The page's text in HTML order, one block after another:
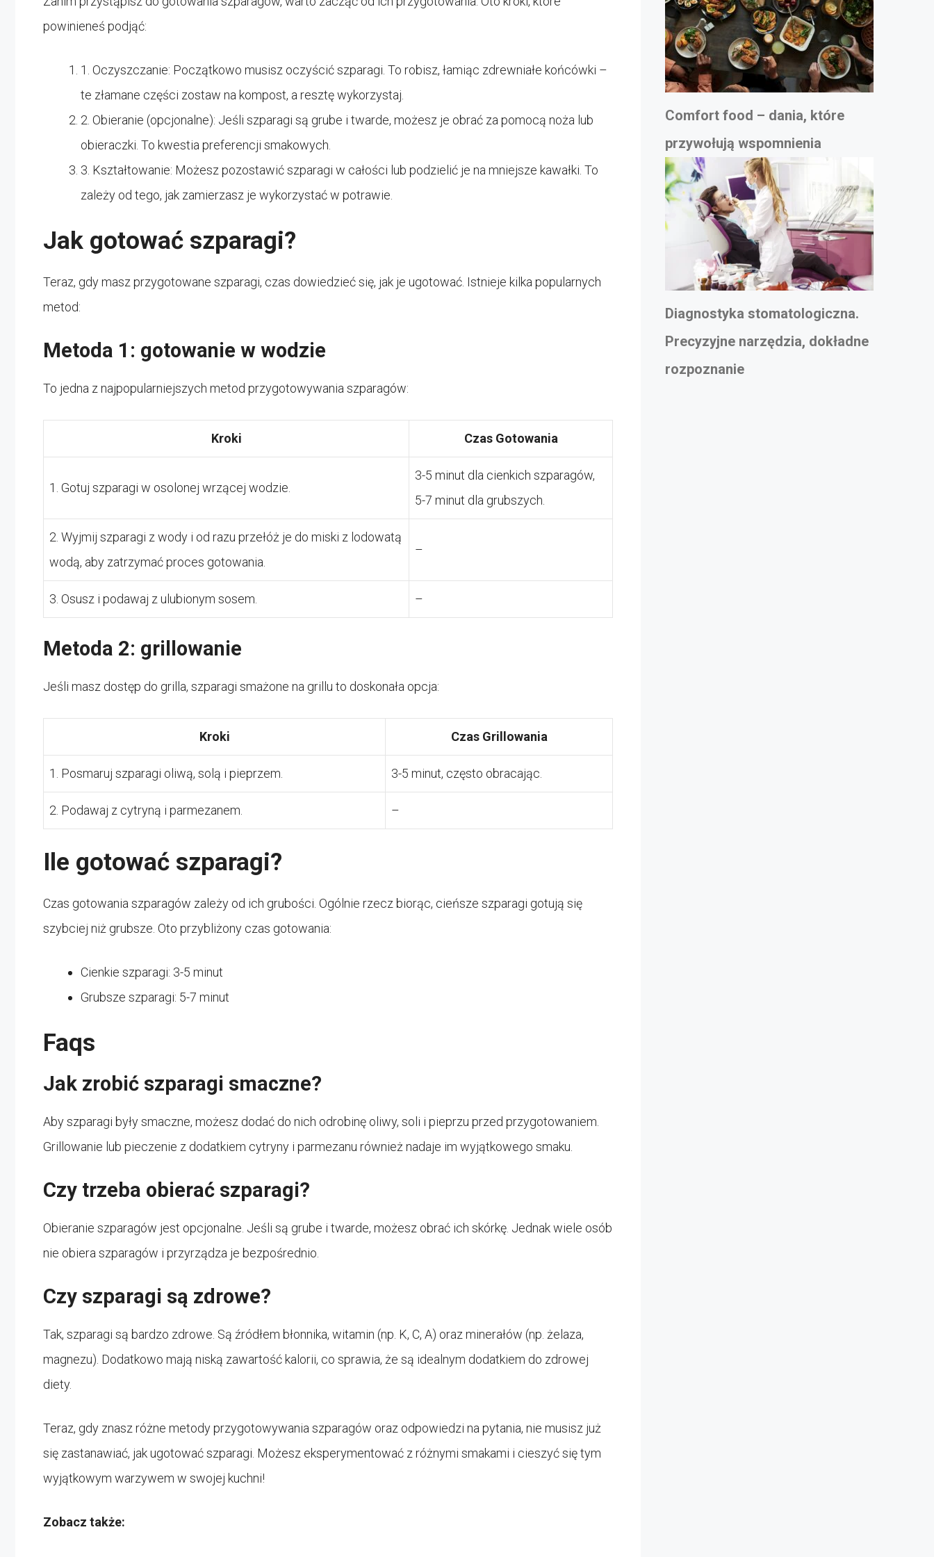
powinieneś podjąć:
1. Oczyszczanie: Początkowo musisz oczyścić szparagi. To robisz, łamiąc zdrewniałe końcówki –
te złamane części zostaw na kompost, a resztę wykorzystaj.
2. Obieranie (opcjonalne): Jeśli szparagi są grube i twarde, możesz je obrać za pomocą noża lub
obieraczki. To kwestia preferencji smakowych.
3. Kształtowanie: Możesz pozostawić szparagi w całości lub podzielić je na mniejsze kawałki. To
zależy od tego, jak zamierzasz je wykorzystać w potrawie.
Jak gotować szparagi?
Teraz, gdy masz przygotowane szparagi, czas dowiedzieć się, jak je ugotować. Istnieje kilka popularnych
metod:
Metoda 1: gotowanie w wodzie
To jedna z najpopularniejszych metod przygotowywania szparagów:
Kroki Czas Gotowania
1. Gotuj szparagi w osolonej wrzącej wodzie.
3-5 minut dla cienkich szparagów,
5-7 minut dla grubszych.
2. Wyjmij szparagi z wody i od razu przełóż je do miski z lodowatą
wodą, aby zatrzymać proces gotowania.
–
3. Osusz i podawaj z ulubionym sosem. –
Metoda 2: grillowanie
Jeśli masz dostęp do grilla, szparagi smażone na grillu to doskonała opcja:
Kroki Czas Grillowania
1. Posmaruj szparagi oliwą, solą i pieprzem. 3-5 minut, często obracając.
2. Podawaj z cytryną i parmezanem. –
Ile gotować szparagi?
Czas gotowania szparagów zależy od ich grubości. Ogólnie rzecz biorąc, cieńsze szparagi gotują się
szybciej niż grubsze. Oto przybliżony czas gotowania:
Cienkie szparagi: 3-5 minut
Grubsze szparagi: 5-7 minut
Faqs
Jak zrobić szparagi smaczne?
Aby szparagi były smaczne, możesz dodać do nich odrobinę oliwy, soli i pieprzu przed przygotowaniem.
Grillowanie lub pieczenie z dodatkiem cytryny i parmezanu również nadaje im wyjątkowego smaku.
Czy trzeba obierać szparagi?
Obieranie szparagów jest opcjonalne. Jeśli są grube i twarde, możesz obrać ich skórkę. Jednak wiele osób
nie obiera szparagów i przyrządza je bezpośrednio.
Czy szparagi są zdrowe?
Tak, szparagi są bardzo zdrowe. Są źródłem błonnika, witamin (np. K, C, A) oraz minerałów (np. żelaza,
magnezu). Dodatkowo mają niską zawartość kalorii, co sprawia, że są idealnym dodatkiem do zdrowej
diety.
Teraz, gdy znasz różne metody przygotowywania szparagów oraz odpowiedzi na pytania, nie musisz już
się zastanawiać, jak ugotować szparagi. Możesz eksperymentować z różnymi smakami i cieszyć się tym
wyjątkowym warzywem w swojej kuchni!
Zobacz także:
Comfort food – dania, które
przywołują wspomnienia
Diagnostyka stomatologiczna.
Precyzyjne narzędzia, dokładne
rozpoznanie